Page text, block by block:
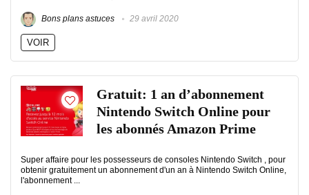
Bons plans astuces 29 avril 2020
VOIR
Gratuit: 1 an d’abonnement
Nintendo Switch Online pour
les abonnés Amazon Prime
Super affaire pour les possesseurs de consoles Nintendo Switch , pour
obtenir gratuitement un abonnement d'un an à Nintendo Switch Online,
l'abonnement ...